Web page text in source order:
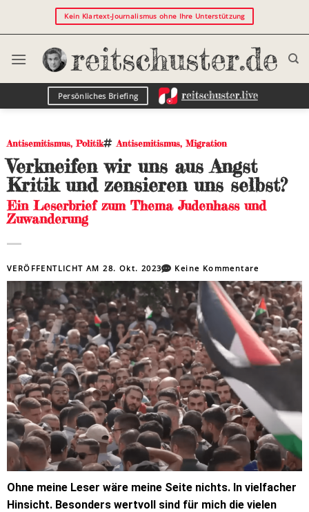
Kein Klartext-Journalismus ohne Ihre Unterstützung
Persönliches Briefing
Antisemitismus,Politik Antisemitismus, Migration
Verkneifen wir uns aus Angst
Kritik und zensieren uns selbst?
Ein Leserbrief zum Thema Judenhass und
Zuwanderung
VERÖFFENTLICHT AM28. Okt. 2023 Keine Kommentare
Ohne meine Leser wäre meine Seite nichts. In vielfacher
Hinsicht. Besonders wertvoll sind für mich die vielen